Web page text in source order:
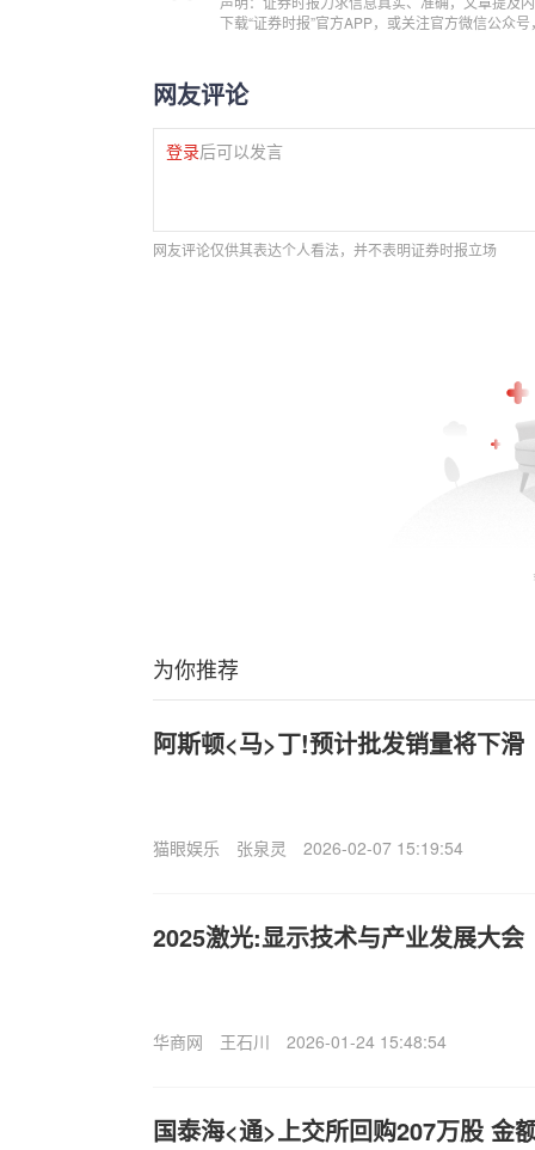
下载“证券时报”官方APP，或关注官方微信公众
网友评论
登录后可以发言
网友评论仅供其表达个人看法，并不表明证券时报立场
为你推荐
阿斯顿<马>丁!预计批发销量将下滑
猫眼娱乐 张泉灵 2026-02-07 15:19:54
2025激光:显示技术与产业发展大会
华商网 王石川 2026-01-24 15:48:54
国泰海<通>上交所回购207万股 金